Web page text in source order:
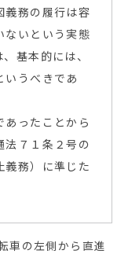
義務の履行は容
ないという実態
基本的には、
いうべきであ
あったことから
７１条２号の
義務）に準じた
車の左側から直進